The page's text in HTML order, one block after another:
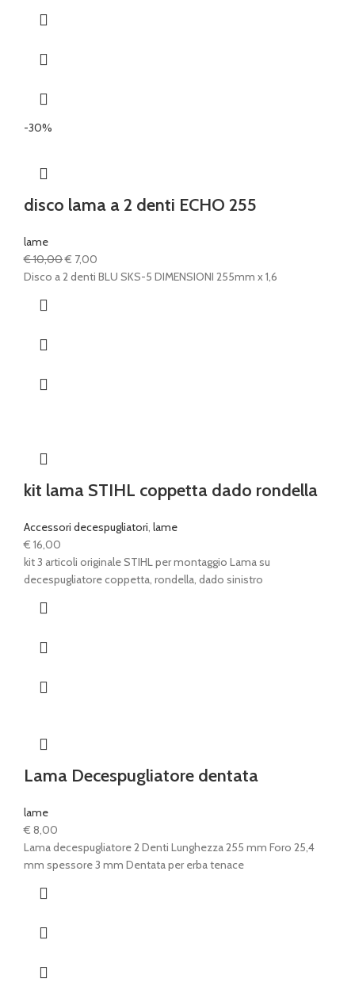
-30%
disco lama a 2 denti ECHO 255
lame
€10,00Il
prezzo
€ 7,00
prezzo
Disco a 2 denti BLU SKS-5 DIMENSIONI 255mm x 1,6
kit lama STIHL coppetta dado rondella
Accessori decespugliatori, lame
€ 16,00
kit 3 articoli originale STIHL per montaggio Lama su
decespugliatore coppetta, rondella, dado sinistro
Lama Decespugliatore dentata
lame
€ 8,00
Lama decespugliatore 2 Denti Lunghezza 255 mm Foro 25,4
mm spessore 3 mm Dentata per erba tenace